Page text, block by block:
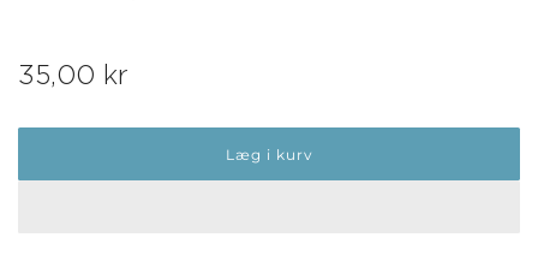
N
35,00 kr
Læg i kurv